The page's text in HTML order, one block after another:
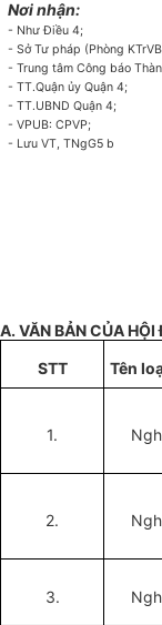
Nơi nhận:
- Như Điều 4;
-Sở Tư pháp (Phòng
-Trung tâm Công báo
-TT.Quận ủy Quận 4;
-TT.UBND Quận 4;
-VPUB: CPVP;
- Lưu VT, TNgG5 b
A. VĂN BẢN CỦA HỘI
STT
Tên
1.
2.
3.